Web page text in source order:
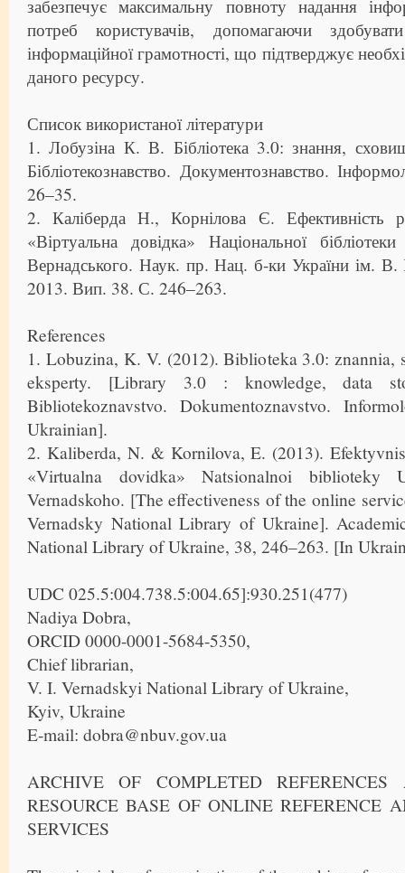
забезпечує максимальну повноту надання
потреб користувачів, допомагаючи
інформаційної грамотності, що підтверджує
даного ресурсу.
Список використаної літератури
1. Лобузіна К. В. Бібліотека 3.0: знання,
Бібліотекознавство. Документознавство.
26–35.
2. Каліберда Н., Корнілова Є. Ефективність
«Віртуальна довідка» Національної
Вернадського. Наук. пр. Нац. б-ки України ім. В.
2013. Вип. 38. С. 246–263.
References
1. Lobuzina, K. V. (2012). Biblioteka 3.0: znannia,
eksperty. [Library 3.0 : knowledge, data
Bibliotekoznavstvo. Dokumentoznavstvo.
Ukrainian].
2. Kaliberda, N. & Kornilova, E. (2013).
«Virtualna dovidka» Natsionalnoi
Vernadskoho. [The effectiveness of the online
Vernadsky National Library of Ukraine].
National Library of Ukraine, 38, 246–263. [In
UDC 025.5:004.738.5:004.65]:930.251(477)
Nadiya Dobra,
ORCID 0000-0001-5684-5350,
Chief librarian,
V. I. Vernadskyi National Library of Ukraine,
Kyiv, Ukraine
E-mail: dobra@nbuv.gov.ua
ARCHIVE OF COMPLETED
RESOURCE BASE OF ONLINE REFERENCE
SERVICES